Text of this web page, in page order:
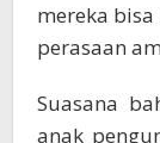
mereka
perasaan
Suasana
anak